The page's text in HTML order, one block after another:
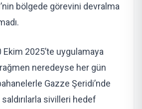
bölgede görevini devralma
2025’te uygulamaya
neredeyse her gün
Gazze Şeridi’nde
sivilleri hedef